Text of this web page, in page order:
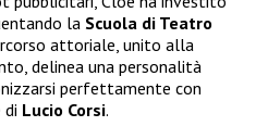
la Scuola di Teatro
attoriale, unito alla
delinea una personalità
perfettamente con
di Lucio Corsi.